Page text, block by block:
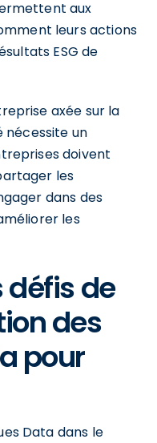
aux
leurs actions
ESG de
axée sur la
nécessite un
doivent
les
dans des
les
défis de
des
pour
Data dans le